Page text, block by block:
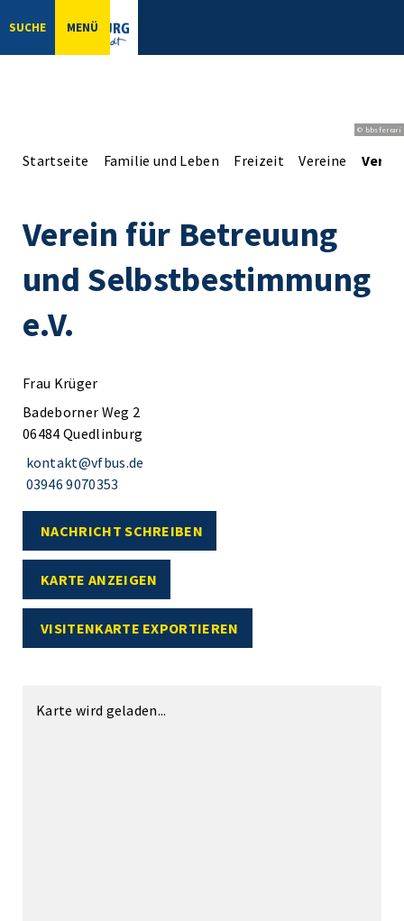
SUCHE MENÜ
© bbsferrari
Startseite Familie und Leben Freizeit Vereine
Verein für Betreuung
und Selbstbestimmung
e.V.
Frau Krüger
Badeborner Weg 2
06484 Quedlinburg
kontakt@vfbus.de
03946 9070353
NACHRICHT SCHREIBEN
KARTE ANZEIGEN
VISITENKARTE EXPORTIEREN
Karte wird geladen...